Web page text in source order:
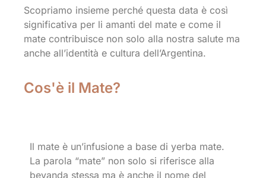
Scopriamo insieme perché questa data è così
significativa per li amanti del mate e come il
mate contribuisce non solo alla nostra salute ma
anche all’identità e cultura dell’Argentina.
Cos'è il Mate?
Il mate è un’infusione a base di yerba mate.
La parola “mate” non solo si riferisce alla
bevanda stessa ma è anche il nome del